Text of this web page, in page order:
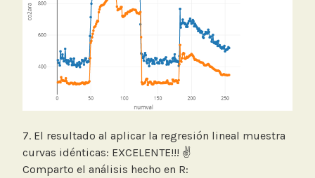
7. El resultado al aplicar la regresión lineal muestra
curvas idénticas: EXCELENTE!!! ✌️
Comparto el análisis hecho en R: